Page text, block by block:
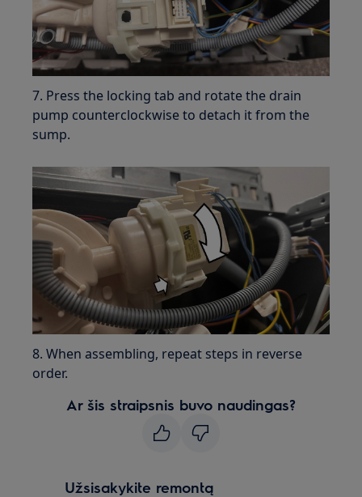
7. Press the locking tab and rotate the drain
pump counterclockwise to detach it from the
sump.
8. When assembling, repeat steps in reverse
order.
Ar šis straipsnis buvo naudingas?
Užsisakykite remontą